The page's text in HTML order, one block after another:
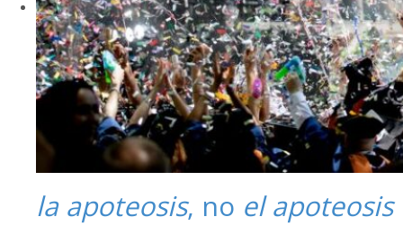
la apoteosis, no el apoteosis